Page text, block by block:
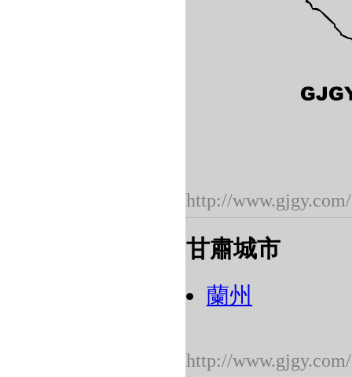
http://www.gjgy.com/
甘肅城市
蘭州
http://www.gjgy.com/